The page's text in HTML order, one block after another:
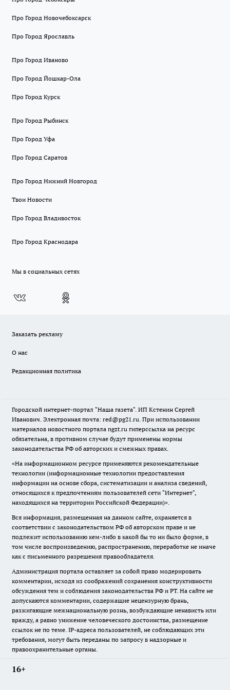
Про Город Новочебоксарск
Про Город Ярославль
Про Город Иваново
Про Город Йошкар-Ола
Про Город Курск
Про Город Рыбинск
Про Город Уфа
Про Город Саратов
Про Город Нижний Новгород
Твои Новости
Про Город Владивосток
Про Город Краснодара
Мы в социальных сетях
Заказать рекламу
О нас
Редакционная политика
Городской интернет-портал "Наша газета". ИП Кстенин Сергей
Иванович. Электронная почта: red@pg21.ru. При использовании
материалов новостного портала ngzt.ru гиперссылка на ресурс
обязательна, в противном случае будут применены нормы
законодательства РФ об авторских и смежных правах.
«На информационном ресурсе применяются рекомендательные
технологии (информационные технологии предоставления
информации на основе сбора, систематизации и анализа сведений,
относящихся к предпочтениям пользователей сети "Интернет",
находящихся на территории Российской Федерации)».
Вся информация, размещенная на данном сайте, охраняется в
соответствии с законодательством РФ об авторском праве и не
подлежит использованию кем-либо в какой бы то ни было форме, в
том числе воспроизведению, распространению, переработке не иначе
как с письменного разрешения правообладателя.
Администрация портала оставляет за собой право модерировать
комментарии, исходя из соображений сохранения конструктивности
обсуждения тем и соблюдения законодательства РФ и РТ. На сайте не
допускаются комментарии, содержащие нецензурную брань,
разжигающие межнациональную рознь, возбуждающие ненависть или
вражду, а равно унижение человеческого достоинства, размещение
ссылок не по теме. IP-адреса пользователей, не соблюдающих эти
требования, могут быть переданы по запросу в надзорные и
правоохранительные органы.
16+